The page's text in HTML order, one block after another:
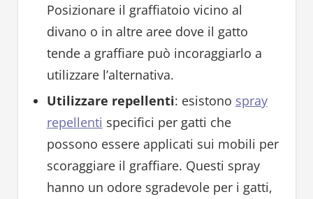
Posizionare il graffiatoio vicino al
divano o in altre aree dove il gatto
tende a graffiare può incoraggiarlo a
utilizzare l’alternativa.
Utilizzare repellenti: esistono spray
repellenti specifici per gatti che
possono essere applicati sui mobili per
scoraggiare il graffiare. Questi spray
hanno un odore sgradevole per i gatti,